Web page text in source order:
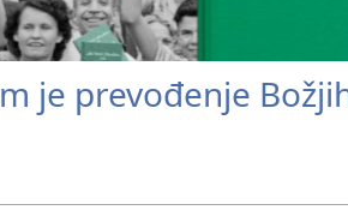
je prevođenje